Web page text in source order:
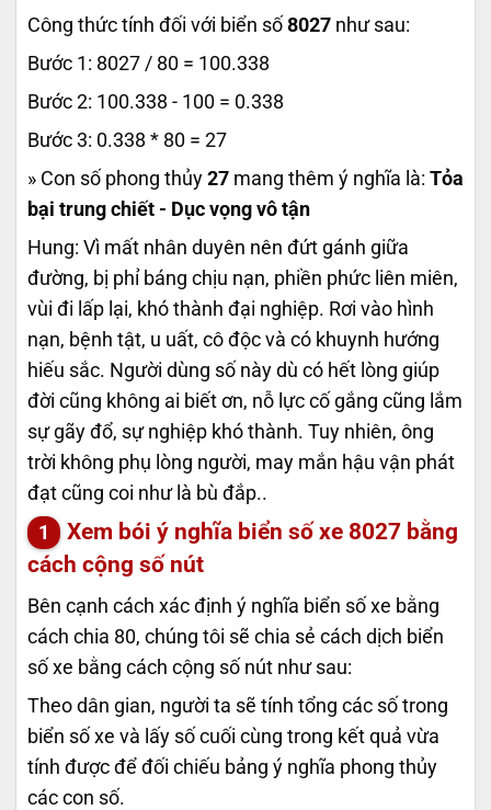
Công thức tính đối với biển số 8027 như sau:
Bước 1: 8027 / 80 = 100.338
Bước 2: 100.338 - 100 = 0.338
Bước 3: 0.338 * 80 = 27
» Con số phong thủy 27 mang thêm ý nghĩa là: Tỏa
bại trung chiết - Dục vọng vô tận
Hung: Vì mất nhân duyên nên đứt gánh giữa
đường, bị phỉ báng chịu nạn, phiền phức liên miên,
vùi đi lấp lại, khó thành đại nghiệp. Rơi vào hình
nạn, bệnh tật, u uất, cô độc và có khuynh hướng
hiếu sắc. Người dùng số này dù có hết lòng giúp
đời cũng không ai biết ơn, nỗ lực cố gắng cũng lắm
sự gãy đổ, sự nghiệp khó thành. Tuy nhiên, ông
trời không phụ lòng người, may mắn hậu vận phát
đạt cũng coi như là bù đắp..
Xem bói ý nghĩa biển số xe 8027 bằng
cách cộng số nút
Bên cạnh cách xác định ý nghĩa biển số xe bằng
cách chia 80, chúng tôi sẽ chia sẻ cách dịch biển
số xe bằng cách cộng số nút như sau:
Theo dân gian, người ta sẽ tính tổng các số trong
biển số xe và lấy số cuối cùng trong kết quả vừa
tính được để đối chiếu bảng ý nghĩa phong thủy
các con số.